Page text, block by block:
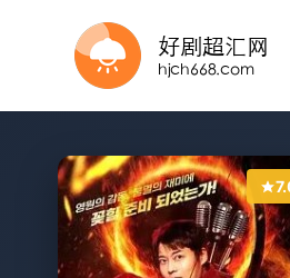
更新至20260807(Plus版)
更新至20260709期
更新至20260801期
更新至2026桃你喜欢IP互动嘉年华 田曦薇胡一天